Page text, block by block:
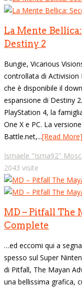
La Mente
Destiny 2
Bungie, Vicarious
controllata di Activision
che è disponibile il
espansione di Destiny
PlayStation 4, la
One X e PC. La
Battle.net,...[Read More]
Ismaele "Isma92"
2043 visite
MD – Pitfall The
Complete
…ed eccomi qui a
spesso sul Super
di Pitfall, The Mayan
una bellissima grafica,